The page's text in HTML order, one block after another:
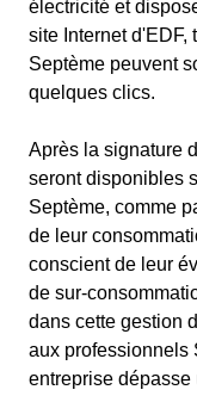
électricité et
site Internet d'EDF,
Septème peuvent
quelques clics.
Après la signature
seront disponibles
Septème, comme
de leur
conscient de leur
de sur-
dans cette gestion
aux professionnels
entreprise